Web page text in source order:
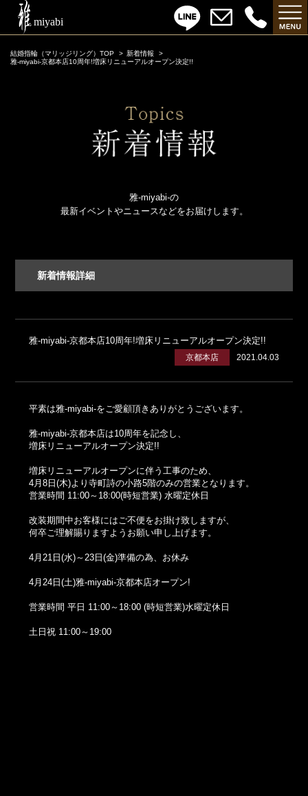
結婚指輪（マリッジリング）TOP
新着情報
雅-miyabi‐京都本店10周年!増床リニューアルオープン決定!!
雅-miyabi-の
最新イベントやニュースなどをお届けします。
新着情報詳細
雅-miyabi‐京都本店10周年!増床リニューアルオープン決定!!
2021.04.03
京都本店
平素は雅-miyabi-をご愛顧頂きありがとうございます。
雅-miyabi-京都本店は10周年を記念し、
増床リニューアルオープン決定!!
増床リニューアルオープンに伴う工事のため、
4月8日(木)より寺町詩の小路5階のみの営業となります。
営業時間 11:00～18:00(時短営業) 水曜定休日
改装期間中お客様にはご不便をお掛け致しますが、
何卒ご理解賜りますようお願い申し上げます。
4月21日(水)～23日(金)準備の為、お休み
4月24日(土)雅-miyabi-京都本店オープン!
営業時間 平日 11:00～18:00 (時短営業)水曜定休日
土日祝 11:00～19:00